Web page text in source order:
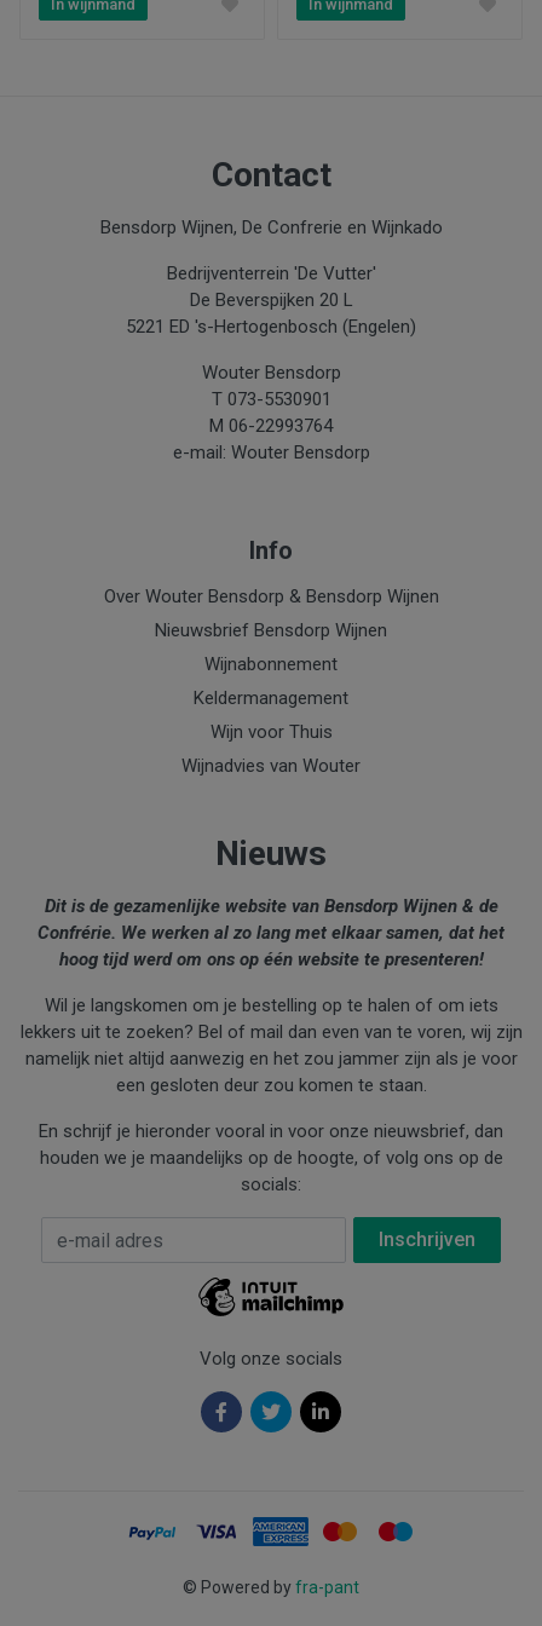
In wijnmand In wijnmand
Contact
Bensdorp Wijnen, De Confrerie en Wijnkado
Bedrijventerrein 'De Vutter'
De Beverspijken 20 L
5221 ED 's-Hertogenbosch (Engelen)
Wouter Bensdorp
T 073-5530901
M 06-22993764
e-mail: Wouter Bensdorp
Info
Over Wouter Bensdorp & Bensdorp Wijnen
Nieuwsbrief Bensdorp Wijnen
Wijnabonnement
Keldermanagement
Wijn voor Thuis
Wijnadvies van Wouter
Nieuws
Dit is de gezamenlijke website van Bensdorp Wijnen & de
Confrérie. We werken al zo lang met elkaar samen, dat het
hoog tijd werd om ons op één website te presenteren!
Wil je langskomen om je bestelling op te halen of om iets
lekkers uit te zoeken? Bel of mail dan even van te voren, wij zijn
namelijk niet altijd aanwezig en het zou jammer zijn als je voor
een gesloten deur zou komen te staan.
En schrijf je hieronder vooral in voor onze nieuwsbrief, dan
houden we je maandelijks op de hoogte, of volg ons op de
socials:
E-mail Adres
Volg onze socials
© Powered byfra-pant